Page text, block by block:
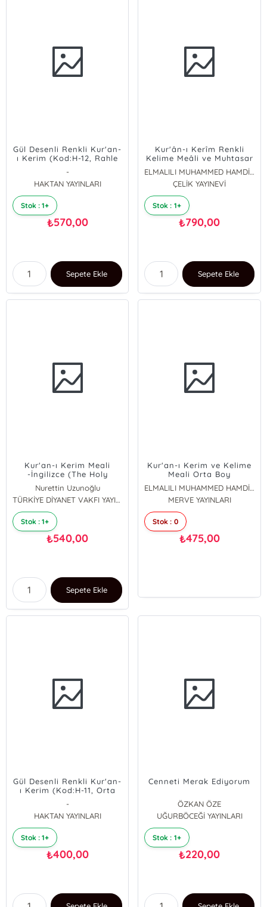
Gül Desenli Renkli Kur'an-
ı Kerim (Kod:H-12, Rahle
-
HAKTAN YAYINLARI
Stok : 1+
₺570,00
Sepete Ekle
Kur'ân-ı Kerîm Renkli
Kelime Meâli ve Muhtasar
ELMALILI MUHAMMED HAMDİ YAZIR
ÇELİK YAYINEVİ
Stok : 1+
₺790,00
Sepete Ekle
Kur'an-ı Kerim Meali
-İngilizce (The Holy
Nurettin Uzunoğlu
TÜRKİYE DİYANET VAKFI YAYINLARI
Stok : 1+
₺540,00
Sepete Ekle
Kur'an-ı Kerim ve Kelime
Meali Orta Boy
ELMALILI MUHAMMED HAMDİ YAZIR
MERVE YAYINLARI
Stok : 0
₺475,00
Gül Desenli Renkli Kur'an-
ı Kerim (Kod:H-11, Orta
-
HAKTAN YAYINLARI
Stok : 1+
₺400,00
Cenneti Merak Ediyorum
ÖZKAN ÖZE
UĞURBÖCEĞİ YAYINLARI
Stok : 1+
₺220,00